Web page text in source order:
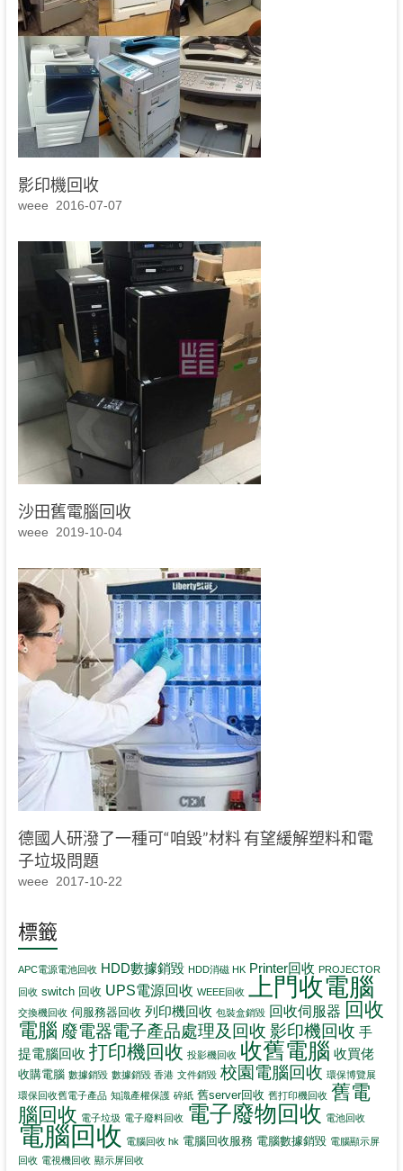
影印機回收
weee 2016-07-07
沙田舊電腦回收
weee 2019-10-04
德國人研潑了一種可“咱毀”材料 有望緩解塑料和電
子垃圾問題
weee 2017-10-22
標籤
APC電源電池回收 HDD數據銷毀 HDD消磁 HK Printer回收 PROJECTOR
回收 switch 回收 UPS電源回收 WEEE回收 上門收電腦
交換機回收 伺服務器回收 列印機回收 包裝盒銷毀 回收伺服器 回收
電腦 廢電器電子產品處理及回收 影印機回收 手
提電腦回收 打印機回收 投影機回收 收舊電腦 收買佬
收購電腦 數據銷毀 數據銷毀 香港 文件銷毀 校園電腦回收 環保博覽展
環保回收舊電子產品 知識產權保護 碎紙 舊server回收 舊打印機回收 舊電
腦回收 電子垃圾 電子廢料回收 電子廢物回收 電池回收
電腦回收 電腦回收 hk 電腦回收服務 電腦數據銷毀 電腦顯示屏
回收 電視機回收 顯示屏回收